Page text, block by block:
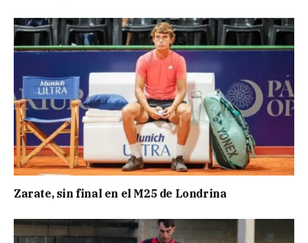
Zarate, sin final en el M25 de Londrina